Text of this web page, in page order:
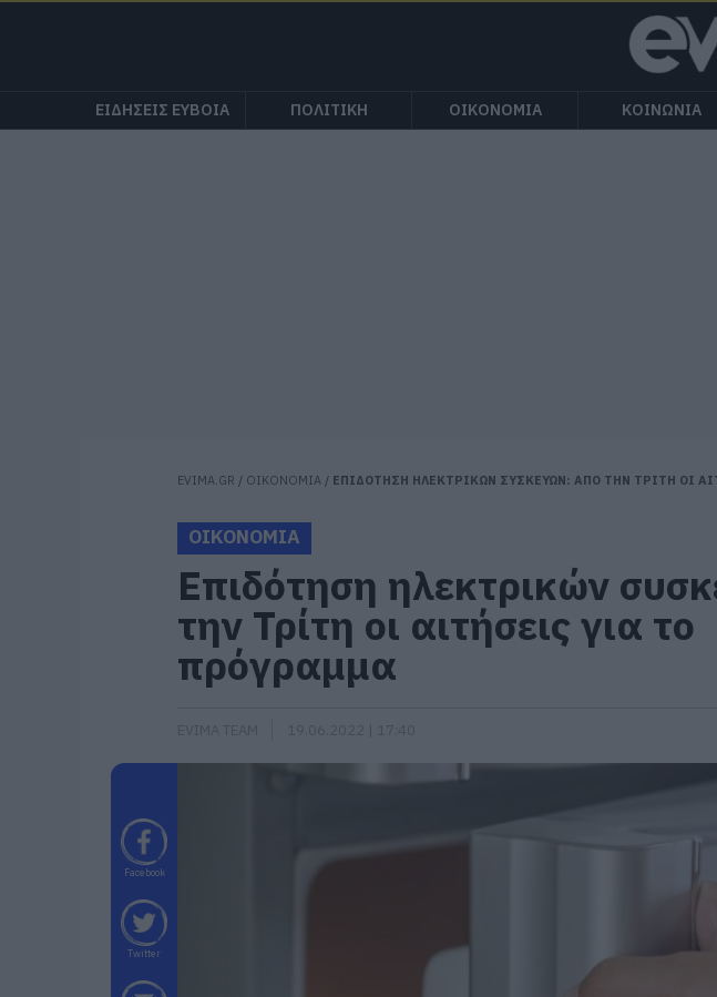
ΕΙΔΗΣΕΙΣ ΕΥΒΟΙΑ ΠΟΛΙΤΙΚΗ ΟΙΚΟΝΟΜΙΑ ΚΟΙΝΩΝΙΑ
EVIMA.GR / ΟΙΚΟΝΟΜΙΑ / ΕΠΙΔΟΤΗΣΗ ΗΛΕΚΤΡΙΚΩΝ ΣΥΣΚΕΥΩΝ: ΑΠΟ ΤΗΝ ΤΡΙΤΗ ΟΙ
ΟΙΚΟΝΟΜΙΑ
Επιδότηση ηλεκτρικών
την Τρίτη οι αιτήσεις για το
πρόγραμμα
Facebook
Twitter